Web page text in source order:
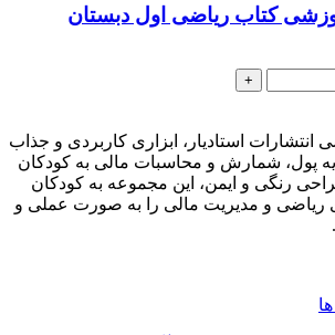
کتاب ریاضی اول دبستان
استادیار، ابزاری کاربردی و جذاب
پول، شمارش و محاسبات مالی به کودکان
رنگی و ایمن، این مجموعه به کودکان
و مدیریت مالی را به صورت عملی و